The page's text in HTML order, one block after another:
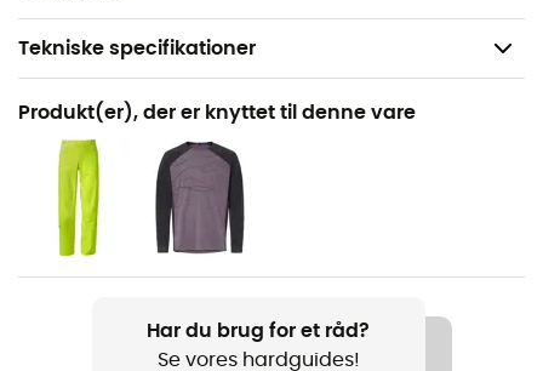
Tekniske specifikationer
Anbefales til
Mountainbike / Cykel
Vægt
Produkt(er), der er knyttet til denne vare
Har du brug for et råd?
Se vores hardguides!